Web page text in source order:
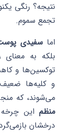
نتیجه؟ رنگی
تجمع سموم.
اماسفیدی
بلکه به معنای
توکسین‌ها و
و کلیه‌ها
می‌شوند، که
منظم این
درخشان